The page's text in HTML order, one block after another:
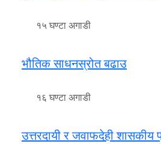
१५ घण्टा अगाडी
भौतिक साधनस्रोत बढाउ
१६ घण्टा अगाडी
उत्तरदायी र जवाफदेही